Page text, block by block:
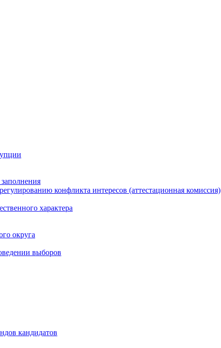
конфликта интересов (аттестационная комиссия)
характера
округа
выборов
кандидатов